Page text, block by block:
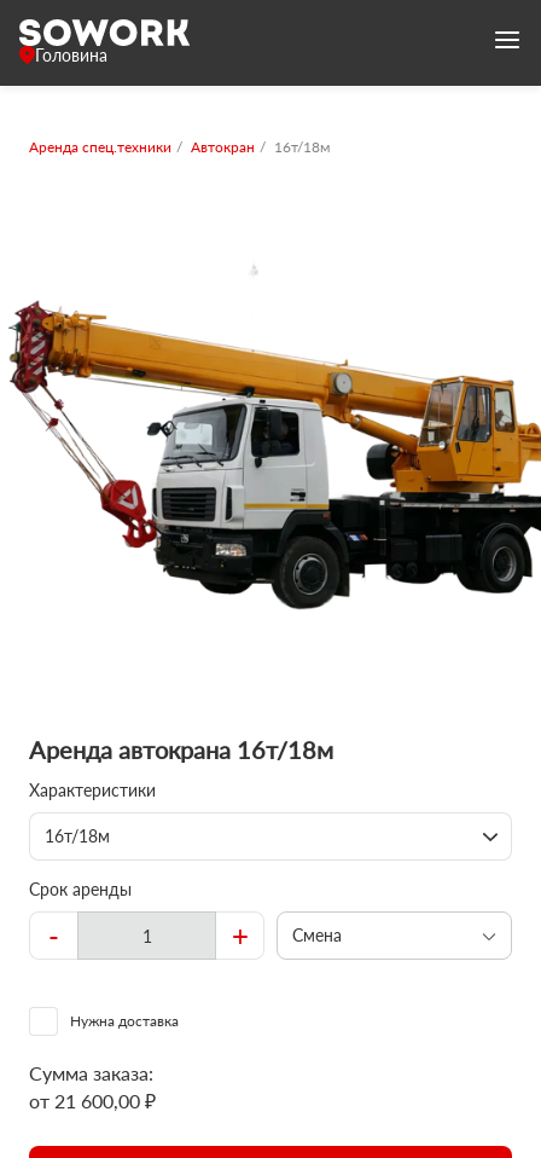
Головина
Аренда спец.техники Автокран 16т/18м
Аренда автокрана 16т/18м
Характеристики
16т/18м
Срок аренды
- + Смена
Нужна доставка
Сумма заказа:
от 21 600,00 ₽